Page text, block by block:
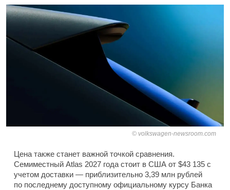
volkswagen-newsroom.com
Цена также станет важной точкой сравнения.
Семиместный Atlas 2027 года стоит в США от $43 135 с
учетом доставки — приблизительно 3,39 млн рублей
по последнему доступному официальному курсу Банка